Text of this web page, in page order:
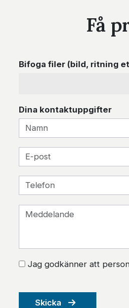
Få
Bifoga filer (bild, ritning
Dina kontaktuppgifter
Jag godkänner att
Skicka